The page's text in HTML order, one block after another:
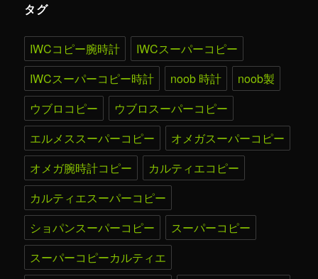
タグ
IWCコピー腕時計
IWCスーパーコピー
IWCスーパーコピー時計
noob 時計
noob製
ウブロコピー
ウブロスーパーコピー
エルメススーパーコピー
オメガスーパーコピー
オメガ腕時計コピー
カルティエコピー
カルティエスーパーコピー
ショパンスーパーコピー
スーパーコピー
スーパーコピーカルティエ